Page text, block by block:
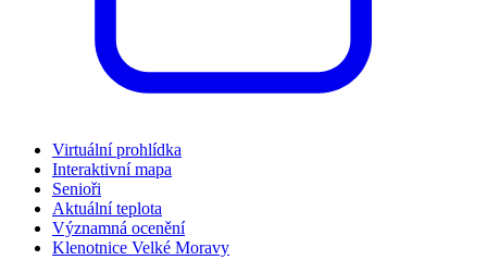
Virtuální prohlídka
Interaktivní mapa
Senioři
Aktuální teplota
Významná ocenění
Klenotnice Velké Moravy